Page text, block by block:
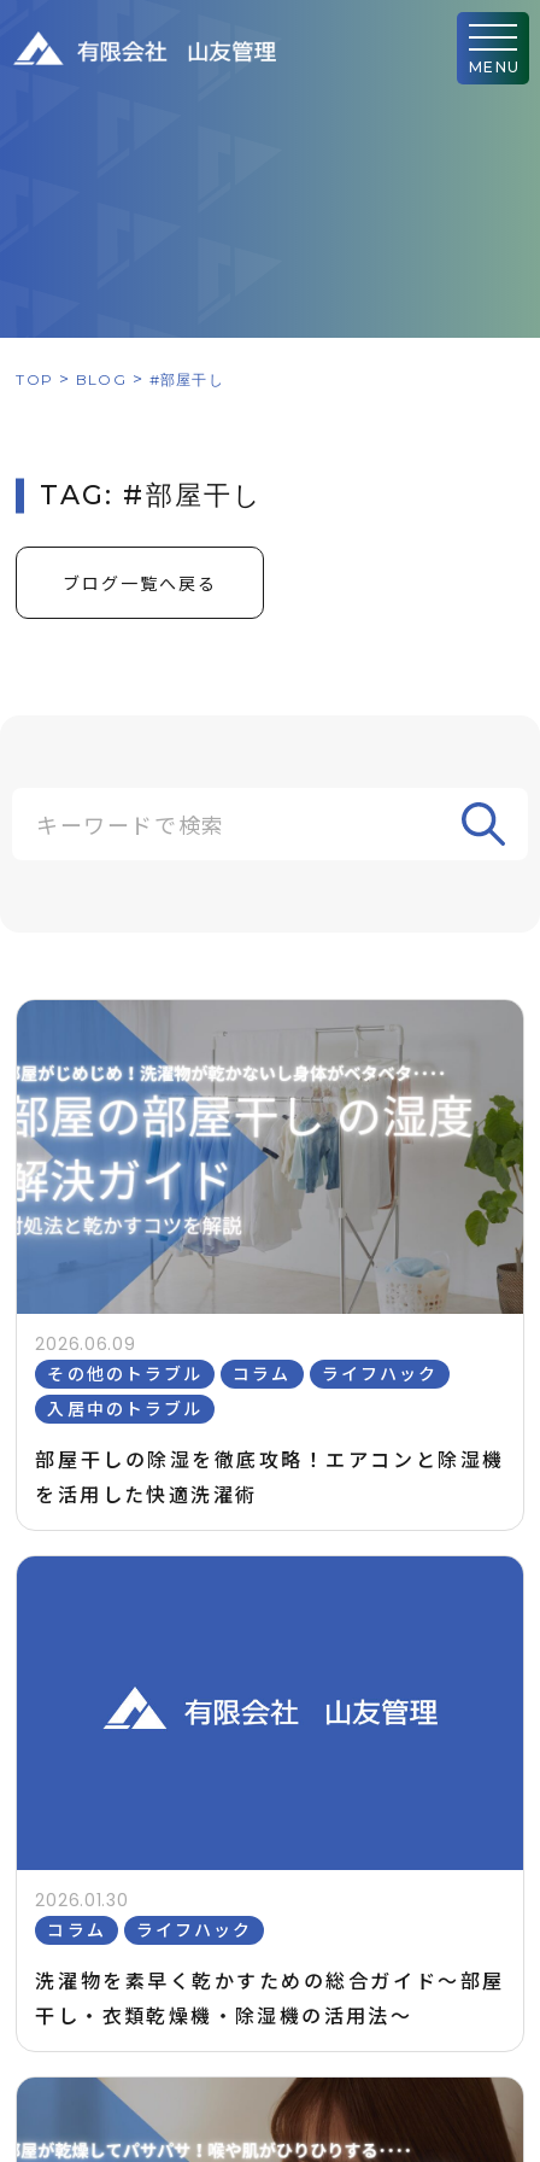
MENU
TOP BLOG #部屋干し
TAG: #部屋干し
ブログ一覧へ戻る
2026.06.09
その他のトラブル
コラム
ライフハック
入居中のトラブル
部屋干しの除湿を徹底攻略！エアコンと除湿機
を活用した快適洗濯術
2026.01.30
コラム
ライフハック
洗濯物を素早く乾かすための総合ガイド～部屋
干し・衣類乾燥機・除湿機の活用法～